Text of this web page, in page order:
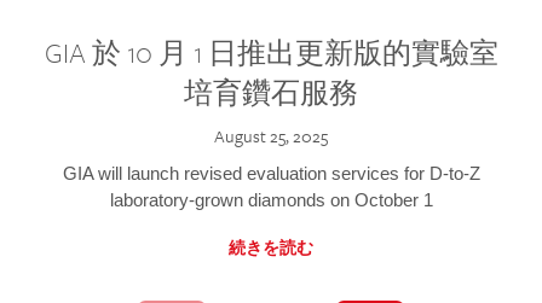
GIA 於 10 月 1 日推出更新版的實驗室
培育鑽石服務
August 25, 2025
GIA will launch revised evaluation services for D-to-Z
laboratory-grown diamonds on October 1
続きを読む